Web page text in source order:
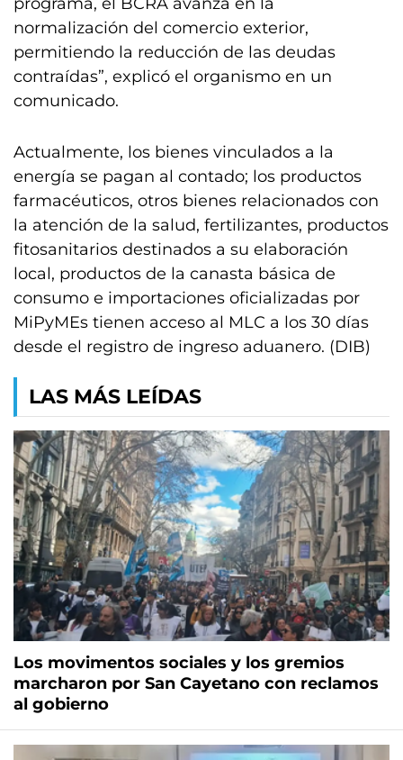
normalización del comercio exterior,
permitiendo la reducción de las deudas
contraídas”, explicó el organismo en un
comunicado.
Actualmente, los bienes vinculados a la
energía se pagan al contado; los productos
farmacéuticos, otros bienes relacionados con
la atención de la salud, fertilizantes, productos
fitosanitarios destinados a su elaboración
local, productos de la canasta básica de
consumo e importaciones oficializadas por
MiPyMEs tienen acceso al MLC a los 30 días
desde el registro de ingreso aduanero. (DIB)
LAS MÁS LEÍDAS
Los movimentos sociales y los gremios
marcharon por San Cayetano con reclamos
al gobierno